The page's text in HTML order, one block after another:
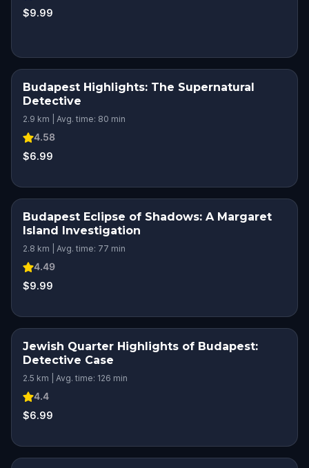
$9.99
Budapest Highlights: The Supernatural
Detective
2.9 km | Avg. time: 80 min
4.58
$6.99
Budapest Eclipse of Shadows: A Margaret
Island Investigation
2.8 km | Avg. time: 77 min
4.49
$9.99
Jewish Quarter Highlights of Budapest:
Detective Case
2.5 km | Avg. time: 126 min
4.4
$6.99